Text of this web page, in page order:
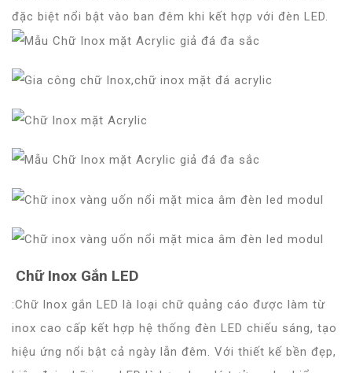
đặc biệt nổi bật vào ban đêm khi kết hợp với đèn LED.
Chữ Inox Gắn LED
:Chữ Inox gắn LED là loại chữ quảng cáo được làm từ
inox cao cấp kết hợp hệ thống đèn LED chiếu sáng, tạo
hiệu ứng nổi bật cả ngày lẫn đêm. Với thiết kế bền đẹp,